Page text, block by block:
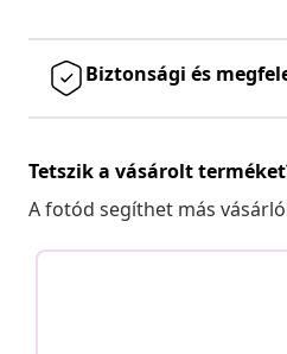
Biztonsági és
Tetszik a vásárolt
A fotód segíthet más